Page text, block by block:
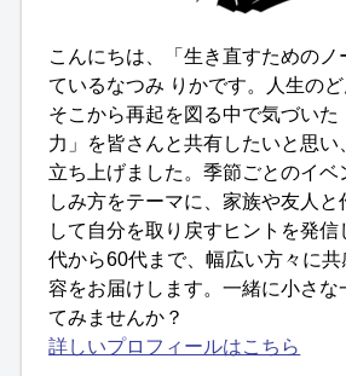
こんにちは、「生き直すためのノ
ているなつみ りかです。人生のど
そこから再起を図る中で気づいた
力」を皆さんと共有したいと思い
立ち上げました。季節ごとのイベ
しみ方をテーマに、家族や友人と
して自分を取り戻すヒントを発
代から60代まで、幅広い方々に
容をお届けします。一緒に小さな
てみませんか？
詳しいプロフィールはこちら